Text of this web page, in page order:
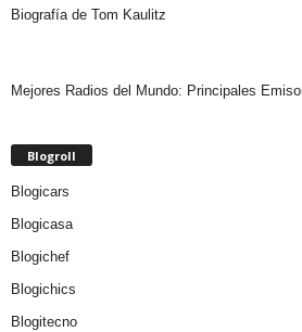
Biografía de Tom Kaulitz
Mejores Radios del Mundo: Principales
Blogroll
Blogicars
Blogicasa
Blogichef
Blogichics
Blogitecno